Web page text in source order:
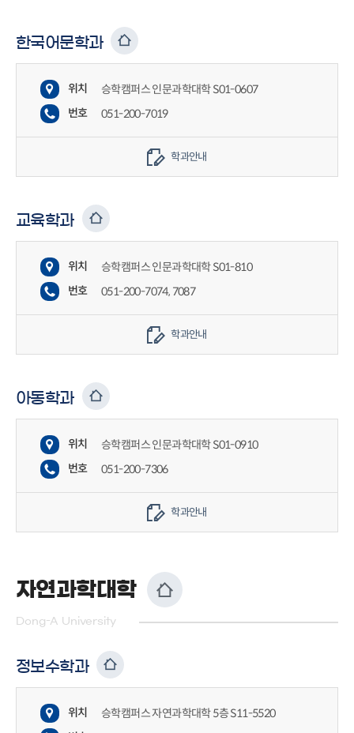
한국어문학과
위치
승학캠퍼스 인문과학대학 S01-0607
번호
051-200-7019
학과안내
교육학과
위치
승학캠퍼스 인문과학대학 S01-810
번호
051-200-7074, 7087
학과안내
아동학과
위치
승학캠퍼스 인문과학대학 S01-0910
번호
051-200-7306
학과안내
자연과학대학
Dong-A University
정보수학과
위치
승학캠퍼스 자연과학대학 5층 S11-5520